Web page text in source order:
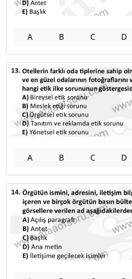
A B C D
A B C D